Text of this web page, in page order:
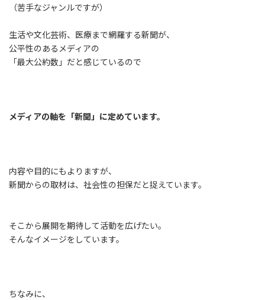
（苦手なジャンルですが）
生活や文化芸術、医療まで網羅する新聞が、
公平性のあるメディアの
「最大公約数」だと感じているので
メディアの軸を「新聞」に定めています。
内容や目的にもよりますが、
新聞からの取材は、社会性の担保だと捉えています。
そこから展開を期待して活動を広げたい。
そんなイメージをしています。
ちなみに、